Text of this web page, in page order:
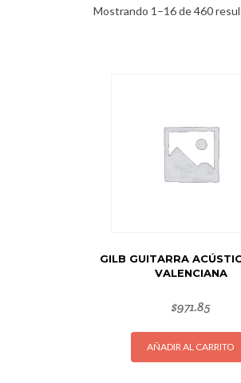
Mostrando 1–16 de 460
GILB GUITARRA
VALENCIANA
$971.85
AÑADIR AL CARRITO